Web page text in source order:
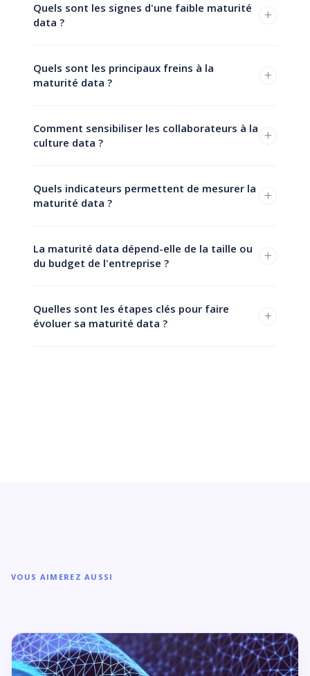
Quels sont les signes d'une faible maturité
data ?
+
Quels sont les principaux freins à la
maturité data ?
+
Comment sensibiliser les collaborateurs à la
culture data ?
+
Quels indicateurs permettent de mesurer la
maturité data ?
+
La maturité data dépend-elle de la taille ou
du budget de l'entreprise ?
+
Quelles sont les étapes clés pour faire
évoluer sa maturité data ?
+
VOUS AIMEREZ AUSSI